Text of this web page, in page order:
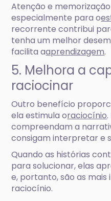
Atenção e
especialmente para o
recorrente contribui
tenha um melhor
facilita aaprendizagem.
5. Melhora a
raciocinar
Outro benefício
ela estimula oraciocínio
compreendam a
consigam interpretar e
Quando as histórias
para solucionar, elas
e, portanto, são as
raciocínio.